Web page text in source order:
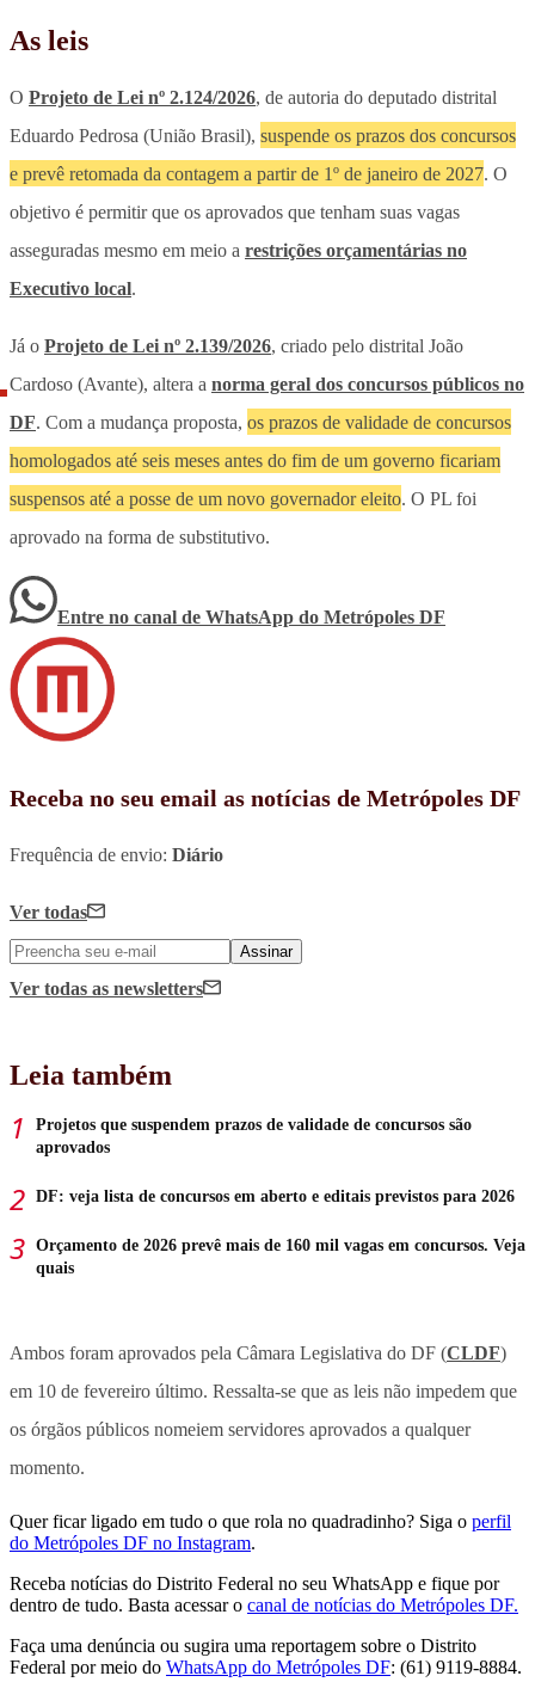
As leis
O Projeto de Lei nº 2.124/2026, de autoria do deputado distrital
Eduardo Pedrosa (União Brasil), suspende os prazos dos concursos
e prevê retomada da contagem a partir de 1º de janeiro de 2027. O
objetivo é permitir que os aprovados que tenham suas vagas
asseguradas mesmo em meio a restrições orçamentárias no
Executivo local.
Já o Projeto de Lei nº 2.139/2026, criado pelo distrital João
Cardoso (Avante), altera a norma geral dos concursos públicos no
DF. Com a mudança proposta, os prazos de validade de concursos
homologados até seis meses antes do fim de um governo ficariam
suspensos até a posse de um novo governador eleito. O PL foi
aprovado na forma de substitutivo.
Entre no canal de WhatsApp do Metrópoles DF
Receba no seu email as notícias de Metrópoles DF
Frequência de envio: Diário
Ver todas
Assinar
Ver todas as newsletters
Leia também
Projetos que suspendem prazos de validade de concursos são
aprovados
DF: veja lista de concursos em aberto e editais previstos para 2026
Orçamento de 2026 prevê mais de 160 mil vagas em concursos. Veja
quais
Ambos foram aprovados pela Câmara Legislativa do DF (CLDF)
em 10 de fevereiro último. Ressalta-se que as leis não impedem que
os órgãos públicos nomeiem servidores aprovados a qualquer
momento.
Quer ficar ligado em tudo o que rola no quadradinho? Siga o perfil
do Metrópoles DF no Instagram.
Receba notícias do Distrito Federal no seu WhatsApp e fique por
dentro de tudo. Basta acessar o canal de notícias do Metrópoles DF.
Faça uma denúncia ou sugira uma reportagem sobre o Distrito
Federal por meio do WhatsApp do Metrópoles DF: (61) 9119-8884.